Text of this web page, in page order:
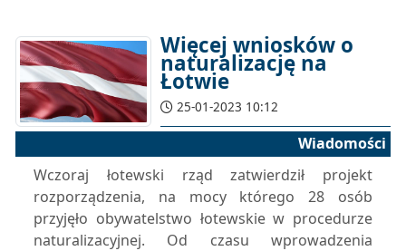
Więcej wniosków o
naturalizację na
Łotwie
25-01-2023 10:12
Wiadomości
Wczoraj łotewski rząd zatwierdził projekt
rozporządzenia, na mocy którego 28 osób
przyjęło obywatelstwo łotewskie w procedurze
naturalizacyjnej. Od czasu wprowadzenia